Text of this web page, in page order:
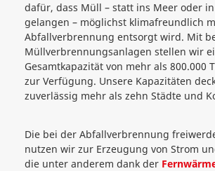
dafür, dass Müll – statt ins Meer oder
gelangen – möglichst klimafreundlich
Abfallverbrennung entsorgt wird. Mit
Müllverbrennungsanlagen stellen wir
Gesamtkapazität von mehr als 800.000
zur Verfügung. Unsere Kapazitäten
zuverlässig mehr als zehn Städte und
Die bei der Abfallverbrennung
nutzen wir zur Erzeugung von Strom
die unter anderem dank der